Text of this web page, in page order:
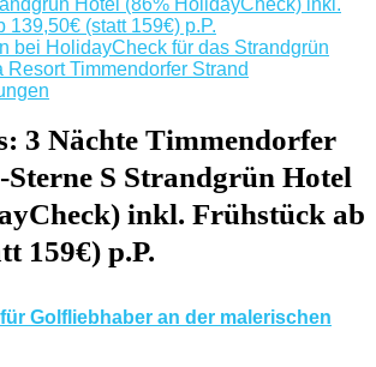
Hotel (86% HolidayCheck) inkl.
139,50€ (statt 159€) p.P.
bei HolidayCheck für das Strandgrün
Resort Timmendorfer Strand
3 Nächte Timmendorfer
S Strandgrün Hotel
inkl. Frühstück ab
159€) p.P.
Golfliebhaber an der malerischen